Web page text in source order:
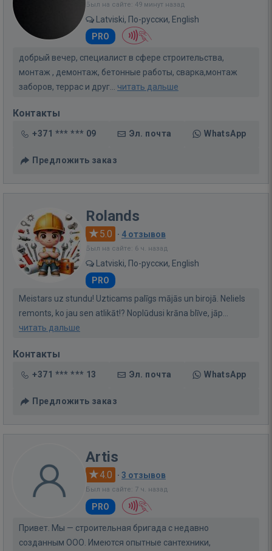
Был на сайте: 49 минут назад
Latviski, По-русски, English
PRO
добрый вечер, специалист в сфере строительства,
монтаж , демонтаж, бетонные работы, сварка,монтаж
заборов, террас и друг... читать дальше
Контакты
+371 *** *** 09 Эл. почта WhatsApp
Предложить заказ
Rolands
5.0 · 4 отзывов
Был на сайте: 6 ч. назад
Latviski, По-русски, English
PRO
Meistars uz stundu! Uzticams palīgs mājās un birojā. Neliels
remonts, ko jau sen atlikāt!? Noplūdusi krāna blīve, jāp...
читать дальше
Контакты
+371 *** *** 13 Эл. почта WhatsApp
Предложить заказ
Artis
4.0 · 3 отзывов
Был на сайте: 7 ч. назад
PRO
Привет. Мы — строительная бригада с недавно
созданным ООО. Имеются опытные сантехники,